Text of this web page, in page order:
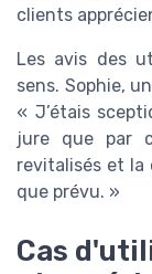
clients
Les avis des
sens. Sophie,
« J’étais
jure que par
revitalisés et la
que prévu. »
Cas